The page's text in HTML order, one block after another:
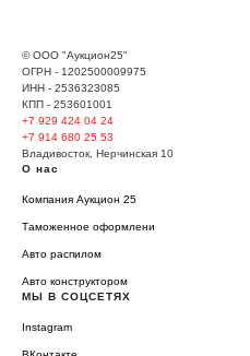
© ООО "Аукцион25"
ОГРН - 1202500009975
ИНН - 2536323085
КПП - 253601001
+7 929 424 04 24
+7 914 680 25 53
Владивосток, Нерчинская 10
О нас
Компания Аукцион 25
Таможенное оформлени
Авто распилом
Авто конструктором
МЫ В СОЦСЕТЯХ
Instagram